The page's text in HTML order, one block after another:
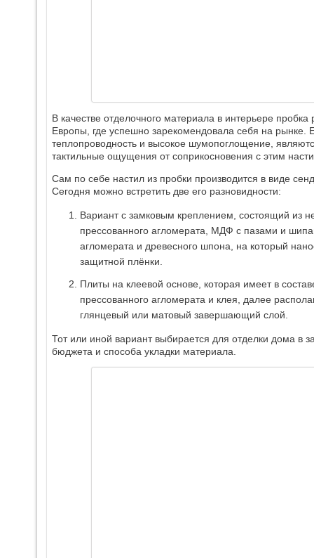
В качестве отделочного материала в интерьере
Европы, где успешно зарекомендовала себя на рынке.
теплопроводность и высокое шумопоглощение,
тактильные ощущения от соприкосновения с этим
Сам по себе настил из пробки производится в виде
Сегодня можно встретить две его разновидности:
Вариант с замковым креплением, состоящий из
прессованного агломерата, МДФ с пазами и
агломерата и древесного шпона, на который
защитной плёнки.
Плиты на клеевой основе, которая имеет в
прессованного агломерата и клея, далее
глянцевый или матовый завершающий слой.
Тот или иной вариант выбирается для отделки дома в
бюджета и способа укладки материала.